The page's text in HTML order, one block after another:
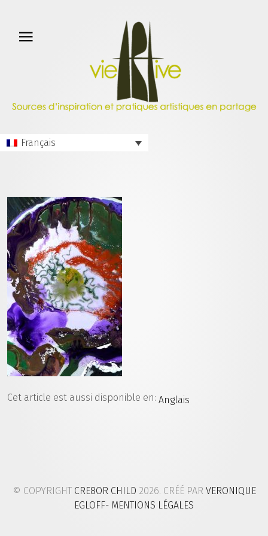
Français
Cet article est aussi disponible en: Anglais
© COPYRIGHT CRE8OR CHILD 2026. CRÉÉ PAR VERONIQUE
EGLOFF- MENTIONS LÉGALES